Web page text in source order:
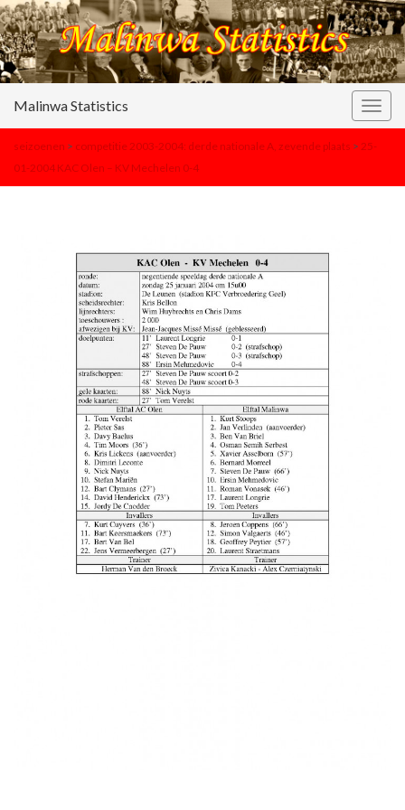
Malinwa Statistics
seizoenen > competitie 2003-2004: derde nationale A, zevende plaats > 25-
01-2004 KAC Olen – KV Mechelen 0-4